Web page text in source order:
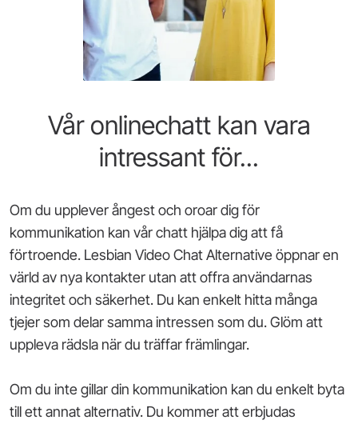
Vår onlinechatt kan vara
intressant för...
Om du upplever ångest och oroar dig för
kommunikation kan vår chatt hjälpa dig att få
förtroende. Lesbian Video Chat Alternative öppnar en
värld av nya kontakter utan att offra användarnas
integritet och säkerhet. Du kan enkelt hitta många
tjejer som delar samma intressen som du. Glöm att
uppleva rädsla när du träffar främlingar.
Om du inte gillar din kommunikation kan du enkelt byta
till ett annat alternativ. Du kommer att erbjudas